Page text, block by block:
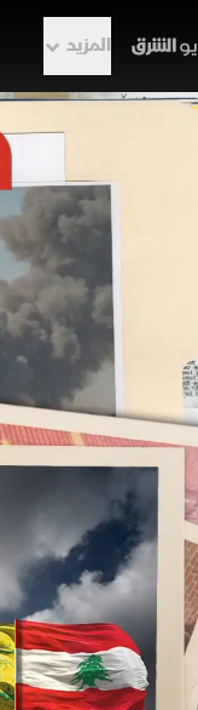
المزيد
لا يزال مستمرا مع
ويزيد من
الطبيعية إلى